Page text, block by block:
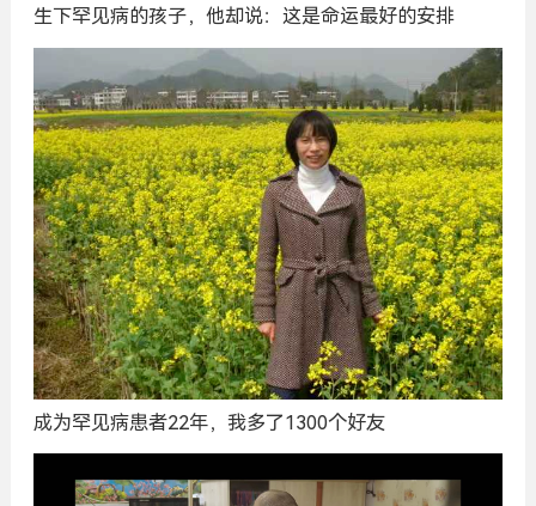
生下罕见病的孩子，他却说：这是命运最好的安排
成为罕见病患者22年，我多了1300个好友